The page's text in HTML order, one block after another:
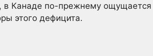
в Канаде по-прежнему ощущается
этого дефицита.